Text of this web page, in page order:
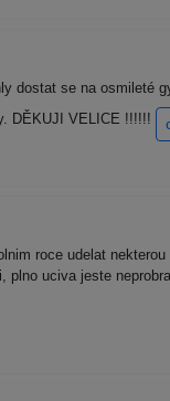
dostat se na
DĚKUJI VELICE !!!!!!
roce udelat
uciva jeste